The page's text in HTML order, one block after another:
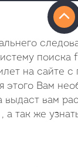
поиска
на сайте с
Вам
вам
так же